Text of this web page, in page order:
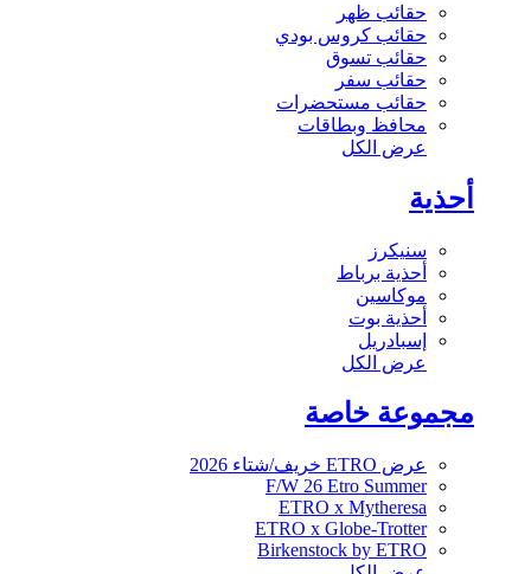
حقائب ظهر
حقائب كروس بودي
حقائب تسوق
حقائب سفر
حقائب مستحضرات
محافظ وبطاقات
عرض الكل
أحذية
سنيكرز
أحذية برباط
موكاسين
أحذية بوت
إسبادريل
عرض الكل
مجموعة خاصة
عرض ETRO خريف/شتاء 2026
F/W 26 Etro Summer
ETRO x Mytheresa
ETRO x Globe-Trotter
Birkenstock by ETRO